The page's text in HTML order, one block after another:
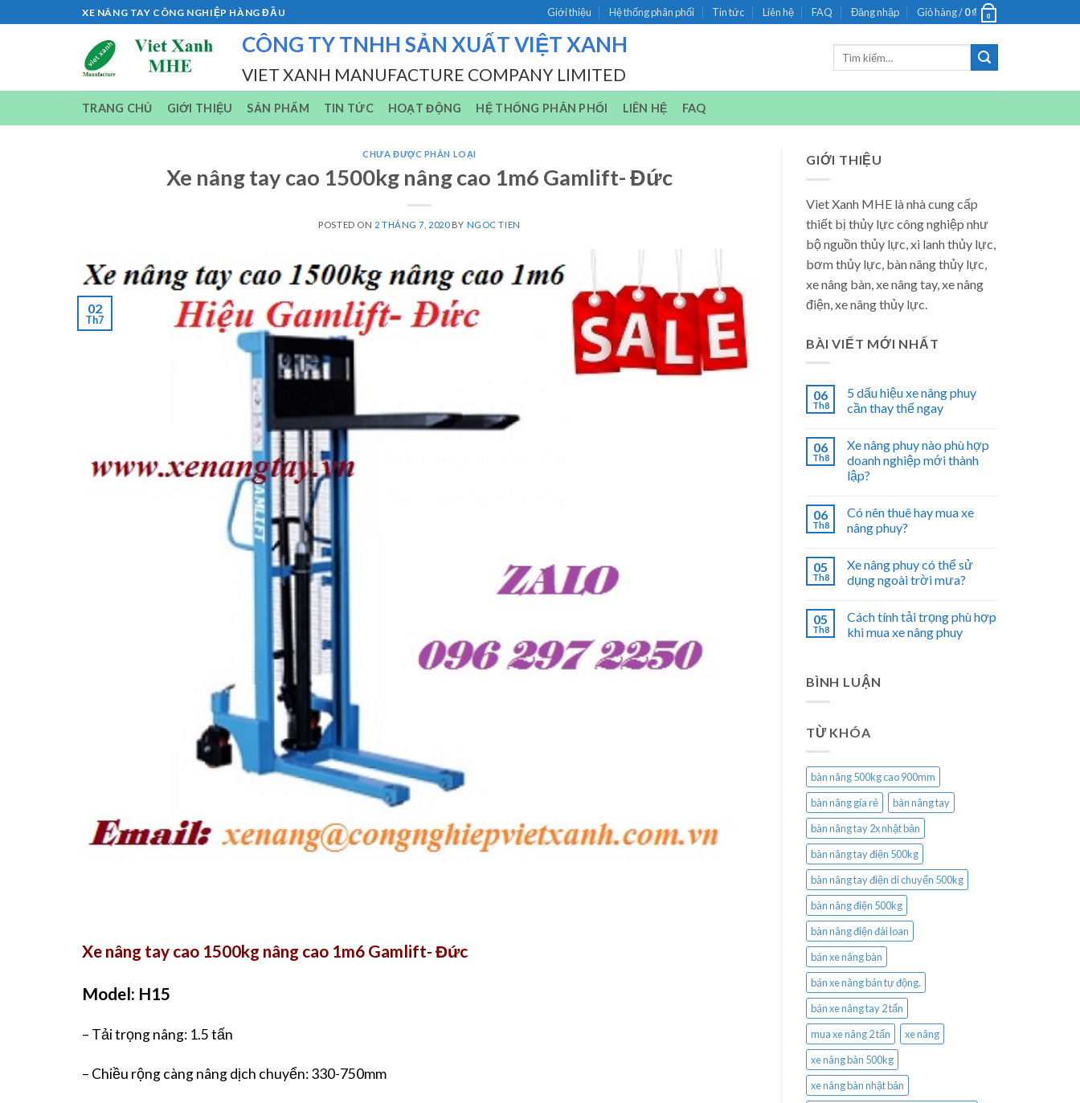
to
XE NÂNG TAY CÔNG NGHIỆP HÀNG ĐẦU Giới thiệu Hệ thống phân phối Tin tức Liên hệ FAQ Đăng nhập Giỏ hàng /0₫ 0
CÔNG TY TNHH SẢN XUẤT VIỆT XANH
VIET XANH MANUFACTURE COMPANY LIMITED
TRANG CHỦ GIỚI THIỆU SẢN PHẨM TIN TỨC HOẠT ĐỘNG HỆ THỐNG PHÂN PHỐI LIÊN HỆ FAQ
CHƯA ĐƯỢC PHÂN LOẠI
Xe nâng tay cao 1500kg nâng cao 1m6 Gamlift- Đức
POSTED ON 2 THÁNG 7, 2020BY NGOC TIEN
02
Th7
Xe nâng tay cao 1500kg nâng cao 1m6 Gamlift- Đức
Model: H15
– Tải trọng nâng: 1.5 tấn
– Chiều rộng càng nâng dịch chuyển: 330-750mm
GIỚI THIỆU
Viet Xanh MHE là nhà cung cấp
thiết bị thủy lực công nghiệp như
bộ nguồn thủy lực, xi lanh thủy lực,
bơm thủy lực, bàn nâng thủy lực,
xe nâng bàn, xe nâng tay, xe nâng
điện, xe nâng thủy lực.
BÀI VIẾT MỚI NHẤT
06
Th8
5 dấu hiệu xe nâng phuy
cần thay thế ngay
06
Th8
Xe nâng phuy nào phù hợp
doanh nghiệp mới thành
lập?
06
Th8
Có nên thuê hay mua xe
nâng phuy?
05
Th8
Xe nâng phuy có thể sử
dụng ngoài trời mưa?
05
Th8
Cách tính tải trọng phù hợp
khi mua xe nâng phuy
BÌNH LUẬN
TỪ KHÓA
bàn nâng 500kg cao 900mm
bàn nâng gía rẻ
bàn nâng tay
bàn nâng tay 2x nhật bản
bàn nâng tay điện 500kg
bàn nâng tay điện di chuyển 500kg
bàn nâng điện 500kg
bàn nâng điện đài loan
bán xe nâng bàn
bán xe nâng bán tự động.
bán xe nâng tay 2 tấn
mua xe nâng 2 tấn
xe nâng
xe nâng bàn 500kg
xe nâng bàn nhật bản